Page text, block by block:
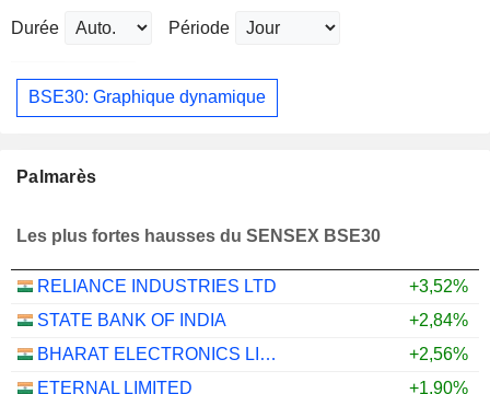
Durée Période
BSE30: Graphique dynamique
Palmarès
Les plus fortes hausses du SENSEX BSE30
RELIANCE INDUSTRIES LTD
+3,52%
STATE BANK OF INDIA
+2,84%
BHARAT ELECTRONICS LIMITED
+2,56%
ETERNAL LIMITED
+1,90%